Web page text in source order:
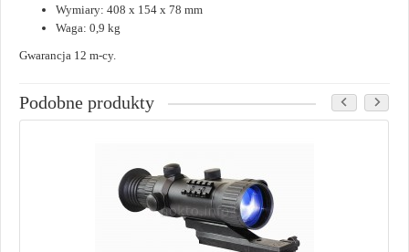
Wymiary: 408 x 154 x 78 mm
Waga: 0,9 kg
Gwarancja 12 m-cy.
Podobne produkty